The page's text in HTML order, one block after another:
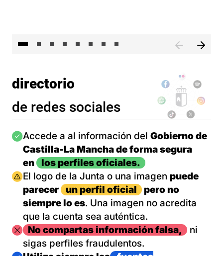
directorio
de redes sociales
Imagen
Accede a al información del Gobierno de
Castilla-La Mancha de forma segura
en
los perfiles oficiales.
Imagen
El logo de la Junta o una imagen puede
parecer
un perfil oficial
pero no
siempre lo es. Una imagen no acredita
que la cuenta sea auténtica.
ImagenNo compartas información falsa,
ni
sigas perfiles fraudulentos.